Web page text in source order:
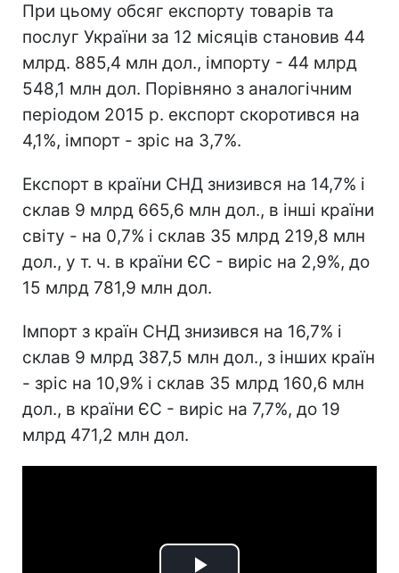
При цьому обсяг експорту товарів та
послуг України за 12 місяців становив 44
млрд. 885,4 млн дол., імпорту - 44 млрд
548,1 млн дол. Порівняно з аналогічним
періодом 2015 р. експорт скоротився на
4,1%, імпорт - зріс на 3,7%.
Експорт в країни СНД знизився на 14,7% і
склав 9 млрд 665,6 млн дол., в інші країни
світу - на 0,7% і склав 35 млрд 219,8 млн
дол., у т. ч. в країни ЄС - виріс на 2,9%, до
15 млрд 781,9 млн дол.
Імпорт з країн СНД знизився на 16,7% і
склав 9 млрд 387,5 млн дол., з інших країн
- зріс на 10,9% і склав 35 млрд 160,6 млн
дол., в країни ЄС - виріс на 7,7%, до 19
млрд 471,2 млн дол.